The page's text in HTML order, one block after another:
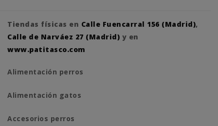
Tiendas físicas en Calle Fuencarral 156 (Madrid),
Calle de Narváez 27 (Madrid) y en
www.patitasco.com
Alimentación perros
Alimentación gatos
Accesorios perros